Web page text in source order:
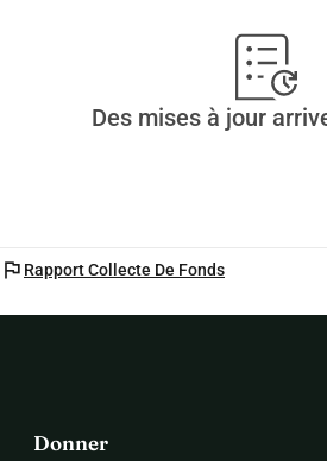
Des mises à jour
flag Rapport Collecte De Fonds
Donner